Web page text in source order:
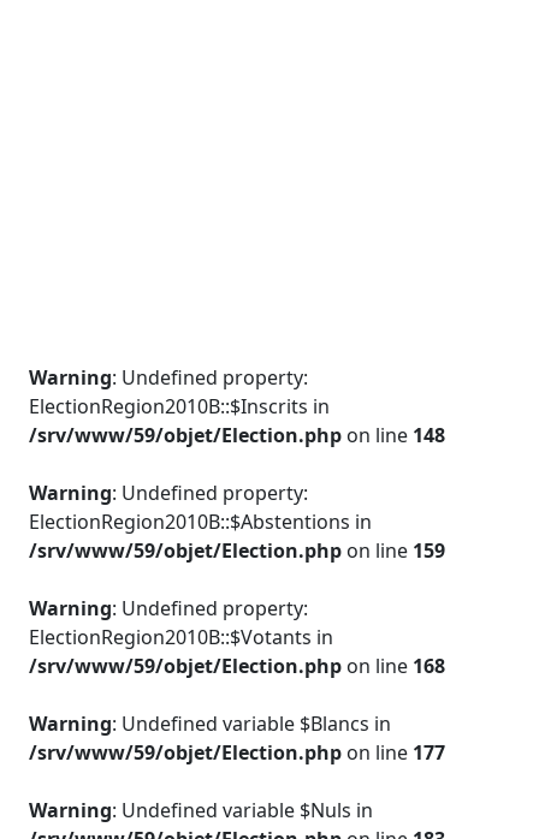
Warning: Undefined property:
ElectionRegion2010B::$Inscrits in
/srv/www/59/objet/Election.php on line 148
Warning: Undefined property:
ElectionRegion2010B::$Abstentions in
/srv/www/59/objet/Election.php on line 159
Warning: Undefined property:
ElectionRegion2010B::$Votants in
/srv/www/59/objet/Election.php on line 168
Warning: Undefined variable $Blancs in
/srv/www/59/objet/Election.php on line 177
Warning: Undefined variable $Nuls in